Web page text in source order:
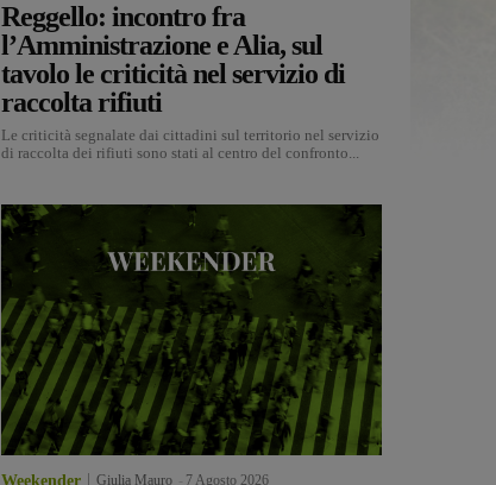
Reggello: incontro fra
l’Amministrazione e Alia, sul
tavolo le criticità nel servizio di
raccolta rifiuti
Le criticità segnalate dai cittadini sul territorio nel servizio
di raccolta dei rifiuti sono stati al centro del confronto...
Weekender Giulia Mauro 7 Agosto 2026